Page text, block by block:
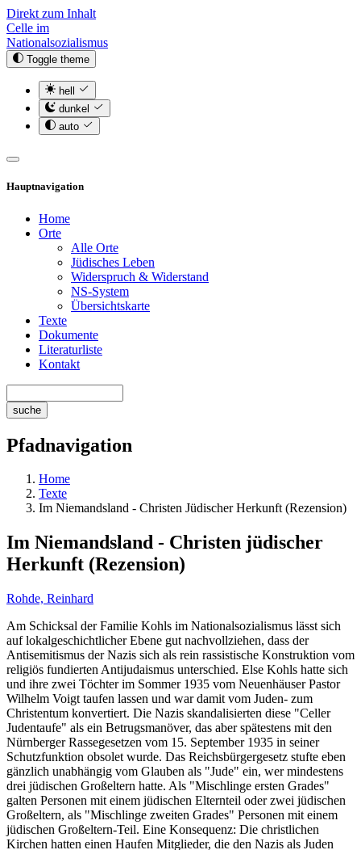
Direkt zum Inhalt
Celle im
Nationalsozialismus
Toggle theme
hell
dunkel
auto
Hauptnavigation
Home
Orte
Alle Orte
Jüdisches Leben
Widerspruch & Widerstand
NS-System
Übersichtskarte
Texte
Dokumente
Literaturliste
Kontakt
Pfadnavigation
Home
Texte
Im Niemandsland - Christen Jüdischer Herkunft (Rezension)
Im Niemandsland - Christen jüdischer
Herkunft (Rezension)
Rohde, Reinhard
Am Schicksal der Familie Kohls im Nationalsozialismus lässt sich
auf lokalgeschichtlicher Ebene gut nachvollziehen, dass der
Antisemitismus der Nazis sich als rein rassistische Konstruktion vom
religiös fundierten Antijudaismus unterschied. Else Kohls hatte sich
und ihre zwei Töchter im Sommer 1935 vom Neuenhäuser Pastor
Wilhelm Voigt taufen lassen und war damit vom Juden- zum
Christentum konvertiert. Die Nazis skandalisierten diese "Celler
Judentaufe" als ein Betrugsmanöver, das aber spätestens mit den
Nürnberger Rassegesetzen vom 15. September 1935 in seiner
Schutzfunktion obsolet wurde. Das Reichsbürgergesetz stufte eben
gänzlich unabhängig vom Glauben als "Jude" ein, wer mindestens
drei jüdischen Großeltern hatte. Als "Mischlinge ersten Grades"
galten Personen mit einem jüdischen Elternteil oder zwei jüdischen
Großeltern, als "Mischlinge zweiten Grades" Personen mit einem
jüdischen Großeltern-Teil. Eine Konsequenz: Die christlichen
Kirchen hatten einen Haufen Mitglieder, die den Nazis als Juden